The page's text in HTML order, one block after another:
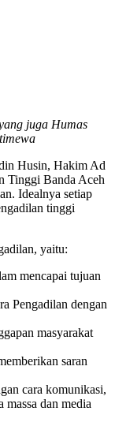
juga Humas
Husin, Hakim Ad
Tinggi Banda Aceh
Idealnya setiap
tinggi
yaitu:
mencapai tujuan
Pengadilan dengan
masyarakat
saran
cara komunikasi,
dan media